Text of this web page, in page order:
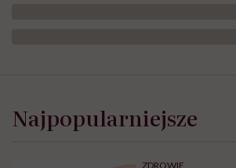
okres,
bramka
Najpopularniejsze
ZDROWIE